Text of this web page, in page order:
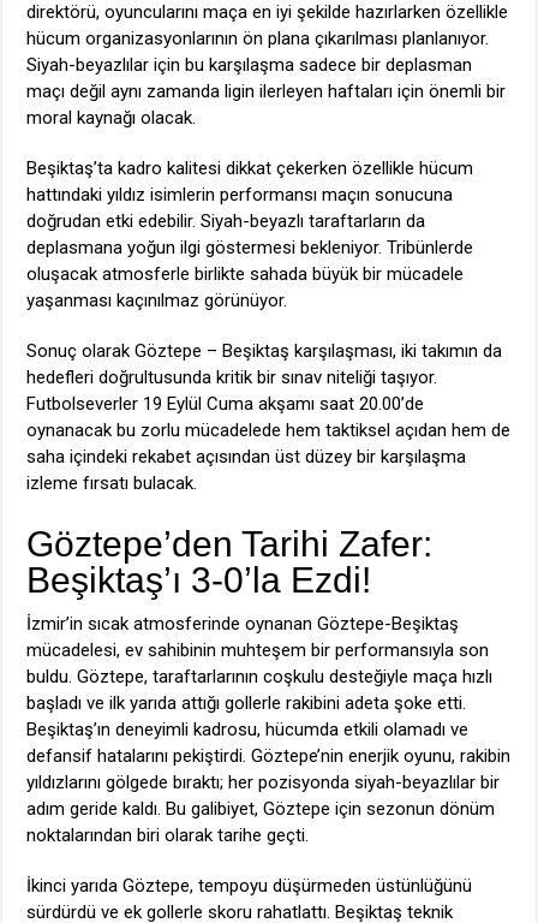
direktörü, oyuncularını maça en iyi şekilde hazırlarken özellikle
hücum organizasyonlarının ön plana çıkarılması planlanıyor.
Siyah-beyazlılar için bu karşılaşma sadece bir deplasman
maçı değil aynı zamanda ligin ilerleyen haftaları için önemli bir
moral kaynağı olacak.
Beşiktaş’ta kadro kalitesi dikkat çekerken özellikle hücum
hattındaki yıldız isimlerin performansı maçın sonucuna
doğrudan etki edebilir. Siyah-beyazlı taraftarların da
deplasmana yoğun ilgi göstermesi bekleniyor. Tribünlerde
oluşacak atmosferle birlikte sahada büyük bir mücadele
yaşanması kaçınılmaz görünüyor.
Sonuç olarak Göztepe – Beşiktaş karşılaşması, iki takımın da
hedefleri doğrultusunda kritik bir sınav niteliği taşıyor.
Futbolseverler 19 Eylül Cuma akşamı saat 20.00’de
oynanacak bu zorlu mücadelede hem taktiksel açıdan hem de
saha içindeki rekabet açısından üst düzey bir karşılaşma
izleme fırsatı bulacak.
Göztepe’den Tarihi Zafer:
Beşiktaş’ı 3-0’la Ezdi!
İzmir’in sıcak atmosferinde oynanan Göztepe-Beşiktaş
mücadelesi, ev sahibinin muhteşem bir performansıyla son
buldu. Göztepe, taraftarlarının coşkulu desteğiyle maça hızlı
başladı ve ilk yarıda attığı gollerle rakibini adeta şoke etti.
Beşiktaş’ın deneyimli kadrosu, hücumda etkili olamadı ve
defansif hatalarını pekiştirdi. Göztepe’nin enerjik oyunu, rakibin
yıldızlarını gölgede bıraktı; her pozisyonda siyah-beyazlılar bir
adım geride kaldı. Bu galibiyet, Göztepe için sezonun dönüm
noktalarından biri olarak tarihe geçti.
İkinci yarıda Göztepe, tempoyu düşürmeden üstünlüğünü
sürdürdü ve ek gollerle skoru rahatlattı. Beşiktaş teknik